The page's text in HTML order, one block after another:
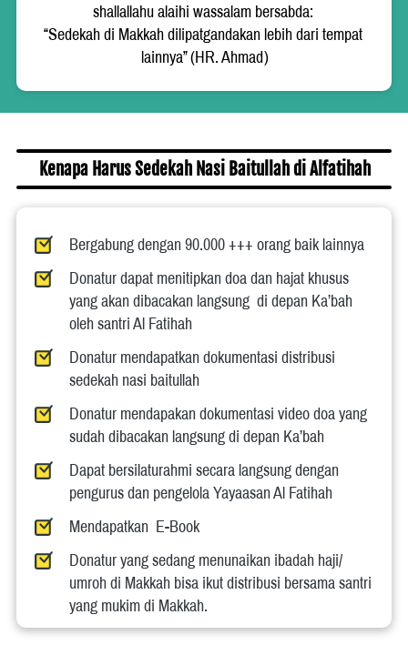
shallallahu alaihi wassalam bersabda:
“Sedekah di Makkah dilipatgandakan lebih dari tempat
lainnya” (HR. Ahmad)
Kenapa Harus Sedekah Nasi Baitullah di Alfatihah
Bergabung dengan 90.000 +++ orang baik lainnya
Donatur dapat menitipkan doa dan hajat khusus
yang akan dibacakan langsung  di depan Ka’bah
oleh santri Al Fatihah
Donatur mendapatkan dokumentasi distribusi
sedekah nasi baitullah
Donatur mendapakan dokumentasi video doa yang
sudah dibacakan langsung di depan Ka’bah
Dapat bersilaturahmi secara langsung dengan
pengurus dan pengelola Yayaasan Al Fatihah
Mendapatkan  E-Book
Donatur yang sedang menunaikan ibadah haji/
umroh di Makkah bisa ikut distribusi bersama santri
yang mukim di Makkah.